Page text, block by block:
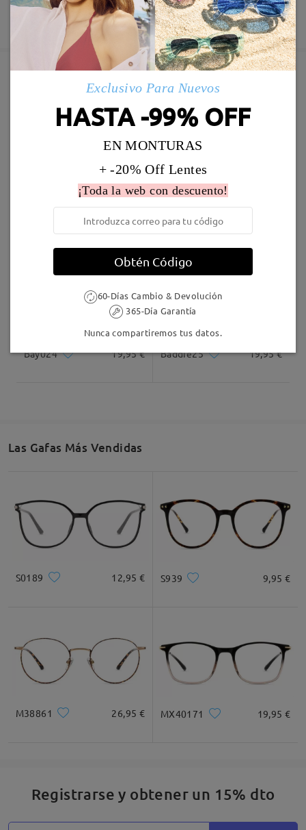
Fabricación
5-7 días laborales
Garantía de 365 días
Descubrir Más
Marcos Similares
23,95 € Punk001
Bay024 19,95 € Baddie25 19,95 €
Las Gafas Más Vendidas
S0189 12,95 € S939 9,95 €
M38861 26,95 € MX40171 19,95 €
Registrarse y obtener un 15% dto
Exclusivo Para Nuevos
HASTA -99% OFF
EN MONTURAS
+ -20% Off Lentes
¡Toda la web con descuento!
Obtén Código
60-Días Cambio & Devolución
365-Día Garantía
Nunca compartiremos tus datos.